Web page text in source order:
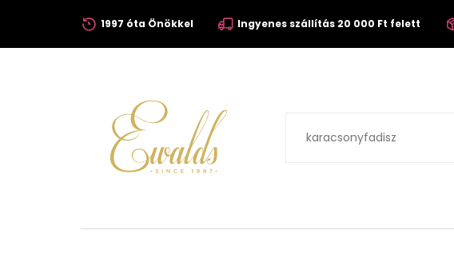
1997 óta Önökkel Ingyenes szállítás 20 000 Ft felett